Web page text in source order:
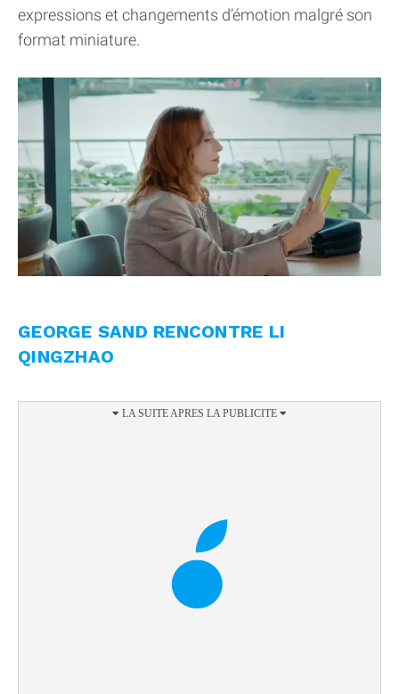
expressions et changements d’émotion malgré son
format miniature.
GEORGE SAND RENCONTRE LI
QINGZHAO